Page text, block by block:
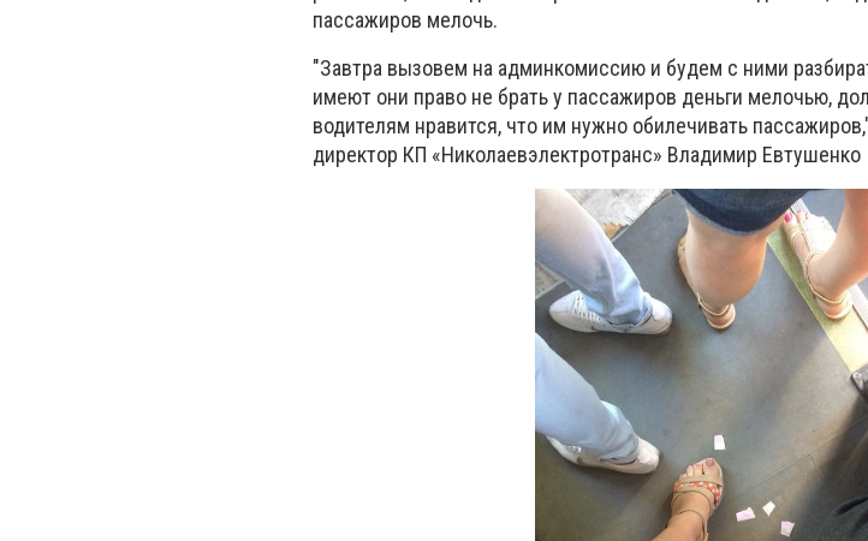
пассажиров мелочь.
"Завтра вызовем на админкомиссию и будем с ними
имеют они право не брать у пассажиров деньги мелочью,
водителям нравится, что им нужно обилечивать
директор КП «Николаевэлектротранс» Владимир Евтушенко